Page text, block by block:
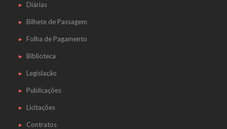
Diárias
Bilhete de Passagem
Folha de Pagamento
Biblioteca
Legislação
Publicações
Licitações
Contratos